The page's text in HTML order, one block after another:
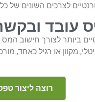
לצרכים השונים של
הטופס עם חתימה דיגיטלית. טופס
רוצה ליצור